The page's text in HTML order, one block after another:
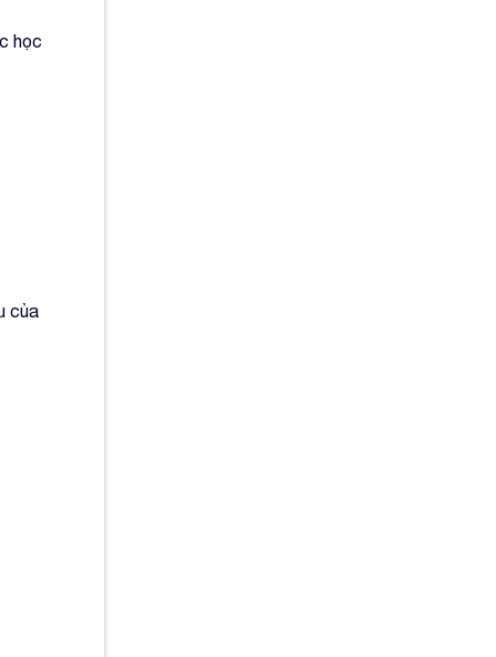
học
của